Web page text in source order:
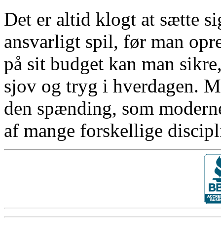
Det er altid klogt at sætte
ansvarligt spil, før man
på sit budget kan man
sjov og tryg i hverdagen.
den spænding, som
af mange forskellige